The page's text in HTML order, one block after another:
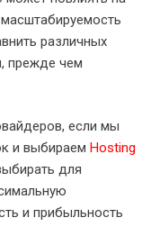
различных
прежде чем
если мы
и выбираем Hosting
для
и прибыльность